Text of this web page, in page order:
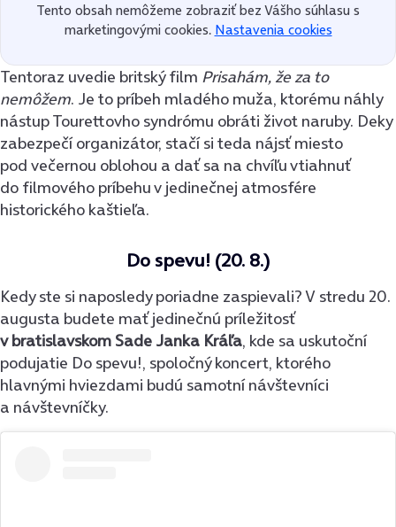
Tento obsah nemôžeme zobraziť bez Vášho súhlasu s
marketingovými cookies. Nastavenia cookies
Tentoraz uvedie britský film Prisahám, že za to
nemôžem. Je to príbeh mladého muža, ktorému náhly
nástup Tourettovho syndrómu obráti život naruby. Deky
zabezpečí organizátor, stačí si teda nájsť miesto
pod večernou oblohou a dať sa na chvíľu vtiahnuť
do filmového príbehu v jedinečnej atmosfére
historického kaštieľa.
Do spevu! (20. 8.)
Kedy ste si naposledy poriadne zaspievali? V stredu 20.
augusta budete mať jedinečnú príležitosť
v bratislavskom Sade Janka Kráľa, kde sa uskutoční
podujatie Do spevu!, spoločný koncert, ktorého
hlavnými hviezdami budú samotní návštevníci
a návštevníčky.